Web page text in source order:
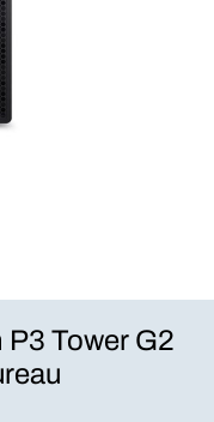
Tower G2